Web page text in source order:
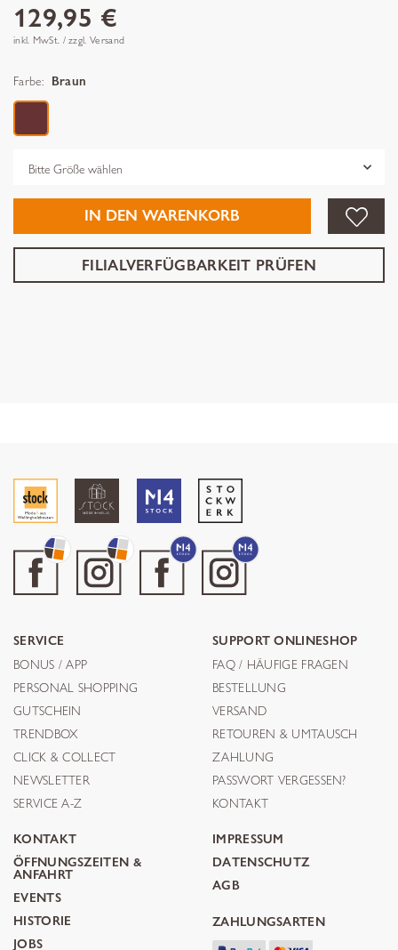
129,95 €
inkl. MwSt. / zzgl. Versand
Farbe: Braun
IN DEN WARENKORB
FILIALVERFÜGBARKEIT PRÜFEN
SERVICE
BONUS / APP
PERSONAL SHOPPING
GUTSCHEIN
TRENDBOX
CLICK & COLLECT
NEWSLETTER
SERVICE A-Z
SUPPORT ONLINESHOP
FAQ / HÄUFIGE FRAGEN
BESTELLUNG
VERSAND
RETOUREN & UMTAUSCH
ZAHLUNG
PASSWORT VERGESSEN?
KONTAKT
KONTAKT
ÖFFNUNGSZEITEN &
ANFAHRT
EVENTS
HISTORIE
JOBS
IMPRESSUM
DATENSCHUTZ
AGB
ZAHLUNGSARTEN